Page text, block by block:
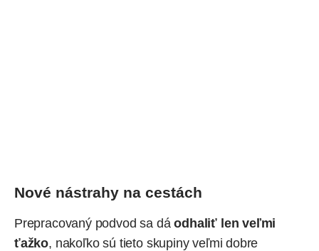
Nové nástrahy na cestách
Prepracovaný podvod sa dáodhaliť len veľmi
ťažko, nakoľko sú tieto skupiny veľmi dobre